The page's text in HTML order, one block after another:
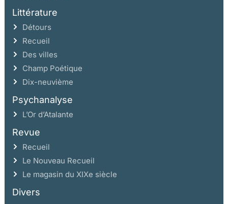
Littérature
Détours
Recueil
Des villes
Champ Poétique
Dix-neuvième
Psychanalyse
L’Or d’Atalante
Revue
Recueil
Le Nouveau Recueil
Le magasin du XIXe siècle
Divers